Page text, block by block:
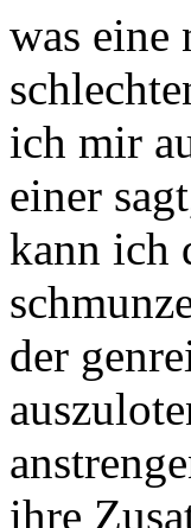
was eine
ich mir
einer
kann ich
der
ihre